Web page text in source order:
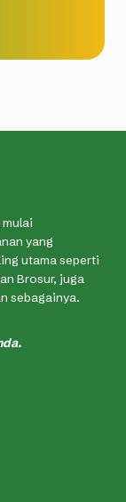
mulai
yang
utama seperti
Brosur, juga
sebagainya.